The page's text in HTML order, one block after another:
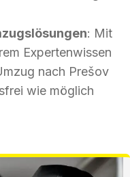
: Mit
Expertenwissen
nach Prešov
wie möglich